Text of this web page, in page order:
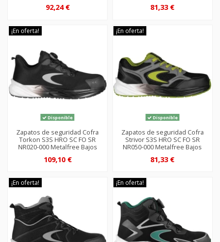
92,24 € 81,33 €
¡En oferta!
Disponible
Zapatos de seguridad Cofra
Torkon S3S HRO SC FO SR
NR020-000 Metalfree Bajos
109,10 €
¡En oferta!
Disponible
Zapatos de seguridad Cofra
Strivor S3S HRO SC FO SR
NR050-000 Metalfree Bajos
81,33 €
¡En oferta! ¡En oferta!